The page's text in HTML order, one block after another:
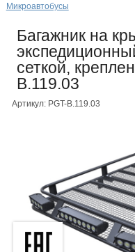
Микроавтобусы
Багажник на
сеткой,
B.119.03
Артикул: PGT-B.119.03